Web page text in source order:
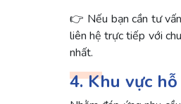
👉 Nếu bạn cần tư
liên hệ trực tiếp với
nhất.
4. Khu vực